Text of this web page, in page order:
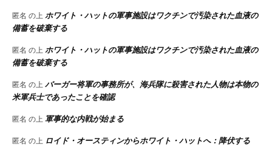
匿名 の上 ホワイト・ハットの軍事施設はワクチンで汚染された血液の
備蓄を破棄する
匿名 の上 ホワイト・ハットの軍事施設はワクチンで汚染された血液の
備蓄を破棄する
匿名 の上 バーガー将軍の事務所が、海兵隊に殺害された人物は本物の
米軍兵士であったことを確認
匿名 の上 軍事的な内戦が始まる
匿名 の上 ロイド・オースティンからホワイト・ハットへ：降伏する